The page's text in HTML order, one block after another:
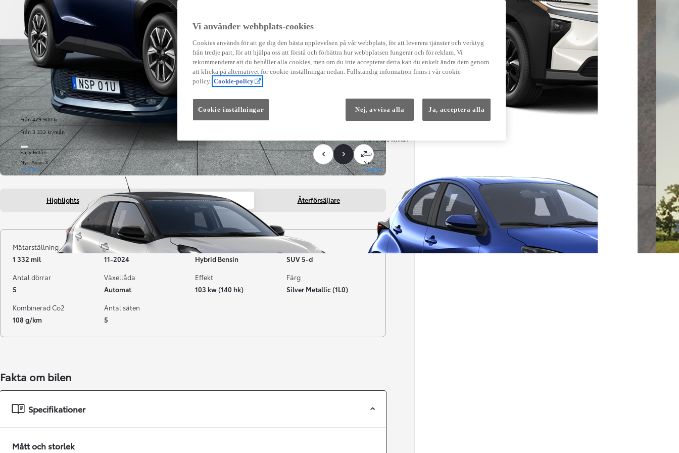
Från 479 900 kr
Från 3 333 kr/mån
Easy Billån
Från 3 958 kr/mån
Nya Aygo X
HYBRID
Från 238 900 kr
Easy Billån
Yaris
HYBRID
Easy Billån
GR Yaris
Highlights Fakta om bilen Återförsäljare
Mätarställning
1 332 mil
Registrerad
11-2024
Bränsle
Hybrid Bensin
Typ av bil
SUV 5-d
Antal dörrar
5
Växellåda
Automat
Effekt
103 kw (140 hk)
Färg
Silver Metallic (1L0)
Kombinerad Co2
108 g/km
Antal säten
5
Fakta om bilen
Specifikationer
Mått och storlek
Vi använder webbplats-cookies
Cookies används för att ge dig den bästa upplevelsen på vår webbplats, för att leverera tjänster och verktyg
från tredje part, för att hjälpa oss att förstå och förbättra hur webbplatsen fungerar och för reklam. Vi
rekommenderar att du behåller alla cookies, men om du inte accepterar detta kan du enkelt ändra dem genom
att klicka på alternativet för cookie-inställningar nedan. Fullständig information finns i vår cookie-
policy. Cookie-policy
Cookie-inställningar Nej, avvisa alla Ja, acceptera alla